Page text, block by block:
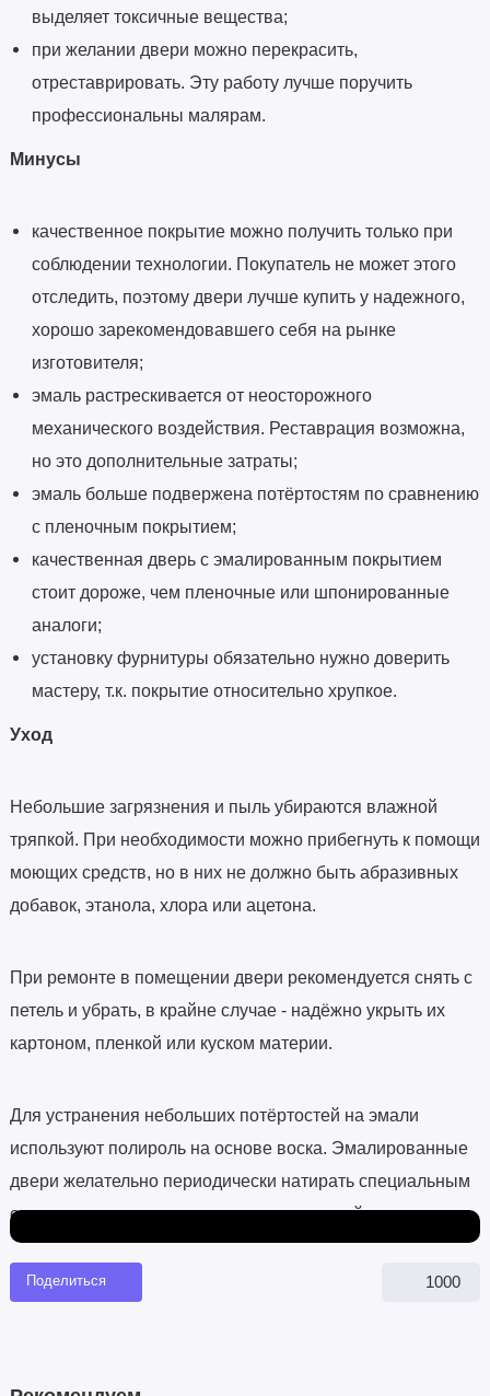
выделяет токсичные вещества;
при желании двери можно перекрасить,
отреставрировать. Эту работу лучше поручить
профессиональны малярам.
Минусы
качественное покрытие можно получить только при
соблюдении технологии. Покупатель не может этого
отследить, поэтому двери лучше купить у надежного,
хорошо зарекомендовавшего себя на рынке
изготовителя;
эмаль растрескивается от неосторожного
механического воздействия. Реставрация возможна,
но это дополнительные затраты;
эмаль больше подвержена потёртостям по сравнению
с пленочным покрытием;
качественная дверь с эмалированным покрытием
стоит дороже, чем пленочные или шпонированные
аналоги;
установку фурнитуры обязательно нужно доверить
мастеру, т.к. покрытие относительно хрупкое.
Уход
Небольшие загрязнения и пыль убираются влажной
тряпкой. При необходимости можно прибегнуть к помощи
моющих средств, но в них не должно быть абразивных
добавок, этанола, хлора или ацетона.
При ремонте в помещении двери рекомендуется снять с
петель и убрать, в крайне случае - надёжно укрыть их
картоном, пленкой или куском материи.
Для устранения небольших потёртостей на эмали
используют полироль на основе воска. Эмалированные
двери желательно периодически натирать специальным
составом для полированных поверхностей.
Поделиться 1000